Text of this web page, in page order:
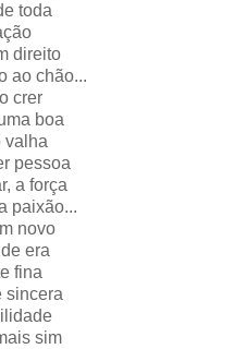
toda
direito
ao chão...
crer
boa
valha
pessoa
a força
paixão...
novo
era
fina
sincera
sim